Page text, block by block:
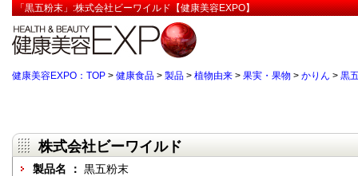
「黒五粉末」:株式会社ビーワイルド【健康美容EXPO】
健康美容EXPO：TOP > 健康食品 > 製品 > 植物由来 > 果実・果物 > かりん > 黒
株式会社ビーワイルド
製品名 ： 黒五粉末